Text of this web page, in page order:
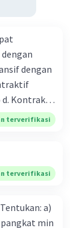
dengan
d. Kontraktif
e.
mana
uang) naik
bunga
terverifikasi
terverifikasi
a)
min